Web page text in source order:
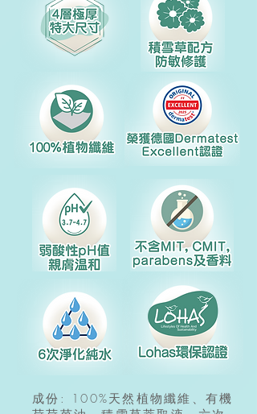
成份: 100%天然植物纖維、有機